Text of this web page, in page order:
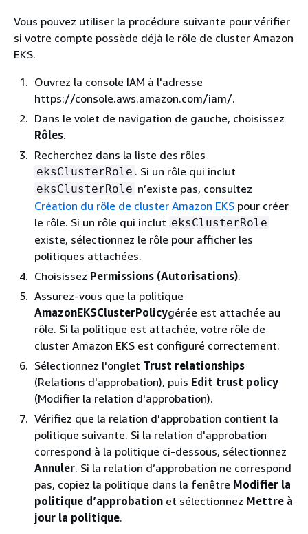
Vous pouvez utiliser la procédure suivante pour vérifier
si votre compte possède déjà le rôle de cluster Amazon
EKS.
Ouvrez la console IAM à l'adresse
https://console.aws.amazon.com/iam/.
Dans le volet de navigation de gauche, choisissez
Rôles.
Recherchez dans la liste des rôles
eksClusterRole . Si un rôle qui inclut
eksClusterRole n’existe pas, consultez
Création du rôle de cluster Amazon EKS pour créer
le rôle. Si un rôle qui inclut eksClusterRole
existe, sélectionnez le rôle pour afficher les
politiques attachées.
Choisissez Permissions (Autorisations).
Assurez-vous que la politique
AmazonEKSClusterPolicygérée est attachée au
rôle. Si la politique est attachée, votre rôle de
cluster Amazon EKS est configuré correctement.
Sélectionnez l'onglet Trust relationships
(Relations d'approbation), puis Edit trust policy
(Modifier la relation d'approbation).
Vérifiez que la relation d'approbation contient la
politique suivante. Si la relation d'approbation
correspond à la politique ci-dessous, sélectionnez
Annuler. Si la relation d’approbation ne correspond
pas, copiez la politique dans la fenêtre Modifier la
politique d’approbation et sélectionnez Mettre à
jour la politique.